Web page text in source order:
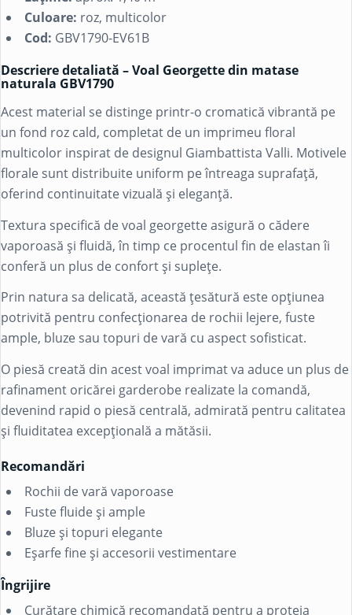
Culoare: roz, multicolor
Cod: GBV1790-EV61B
Descriere detaliată – Voal Georgette din matase
naturala GBV1790
Acest material se distinge printr-o cromatică vibrantă pe
un fond roz cald, completat de un imprimeu floral
multicolor inspirat de designul Giambattista Valli. Motivele
florale sunt distribuite uniform pe întreaga suprafață,
oferind continuitate vizuală și eleganță.
Textura specifică de voal georgette asigură o cădere
vaporoasă și fluidă, în timp ce procentul fin de elastan îi
conferă un plus de confort și suplețe.
Prin natura sa delicată, această țesătură este opțiunea
potrivită pentru confecționarea de rochii lejere, fuste
ample, bluze sau topuri de vară cu aspect sofisticat.
O piesă creată din acest voal imprimat va aduce un plus de
rafinament oricărei garderobe realizate la comandă,
devenind rapid o piesă centrală, admirată pentru calitatea
și fluiditatea excepțională a mătăsii.
Recomandări
Rochii de vară vaporoase
Fuste fluide și ample
Bluze și topuri elegante
Eșarfe fine și accesorii vestimentare
Îngrijire
Curățare chimică recomandată pentru a proteja